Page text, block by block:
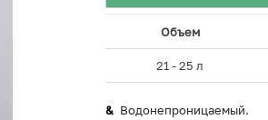
Объем
21 - 25 л
Водонепроницаемый.